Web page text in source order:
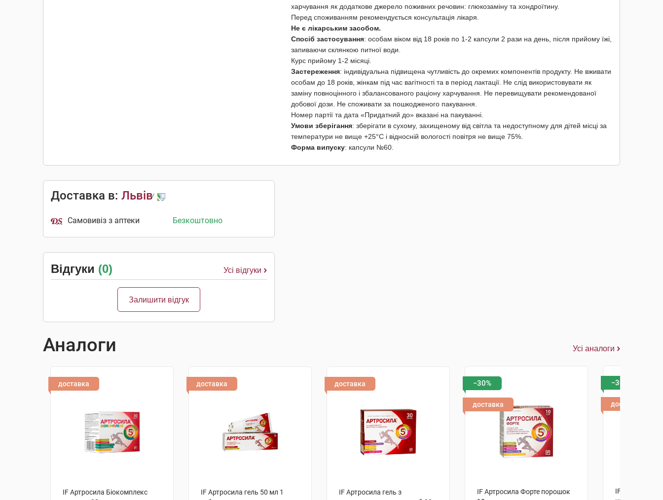
харчування як додаткове джерело поживних речовин: глюкозаміну та хондроїтину.
Перед споживанням рекомендується консультація лікаря.
Не є лікарським засобом.
Спосіб застосування: особам віком від 18 років по 1-2 капсули 2 рази на день, після прийому їжі,
запиваючи склянкою питної води.
Курс прийому 1-2 місяці.
Застереження: індивідуальна підвищена чутливість до окремих компонентів продукту. Не вживати
особам до 18 років, жінкам під час вагітності та в період лактації. Не слід використовувати як
заміну повноцінного і збалансованого раціону харчування. He перевищувати рекомендованої
добової дози. Не споживати за пошкодженого пакування.
Номер партії та дата «Придатний до» вказані на пакуванні.
Умови зберігання: зберігати в сухому, захищеному від світла та недоступному для дітей місці за
температури не вище +25°С і відносній вологості повітря не вище 75%.
Форма випуску: капсули №60.
Доставка в: Львів
Самовивіз з аптеки Безкоштовно
Відгуки (0) Усі відгуки
Залишити відгук
Аналоги Усі аналоги
доставка
IF Артросила Біокомплекс
доставка
IF Артросила гель 50 мл 1
доставка
IF Артросила гель з
−30%
доставка
IF Артросила Форте порошок
−30%
доставка
IF Колаген з